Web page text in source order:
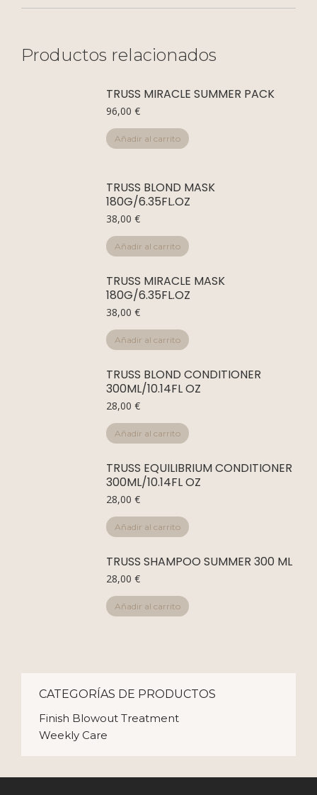
Productos relacionados
TRUSS MIRACLE SUMMER PACK
96,00 €
Añadir al carrito
TRUSS BLOND MASK
180G/6.35FL.OZ
38,00 €
Añadir al carrito
TRUSS MIRACLE MASK
180G/6.35FL.OZ
38,00 €
Añadir al carrito
TRUSS BLOND CONDITIONER
300ML/10.14FL OZ
28,00 €
Añadir al carrito
TRUSS EQUILIBRIUM CONDITIONER
300ML/10.14FL OZ
28,00 €
Añadir al carrito
TRUSS SHAMPOO SUMMER 300 ML
28,00 €
Añadir al carrito
CATEGORÍAS DE PRODUCTOS
Finish Blowout Treatment
Weekly Care